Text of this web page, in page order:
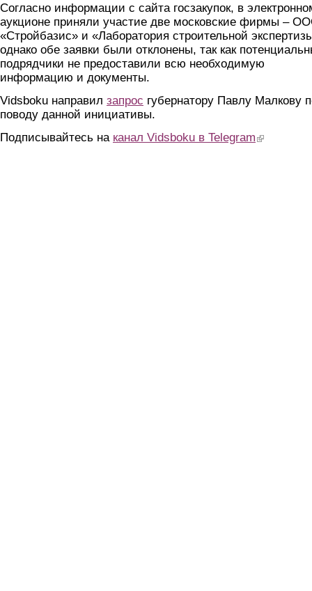
Согласно информации с сайта госзакупок, в
аукционе приняли участие две московские фирмы –
«Стройбазис» и «Лаборатория строительной
однако обе заявки были отклонены, так как
подрядчики не предоставили всю необходимую
информацию и документы.
Vidsboku направил запрос губернатору Павлу Малкову
поводу данной инициативы.
Подписывайтесь на канал Vidsboku в Telegram (link is